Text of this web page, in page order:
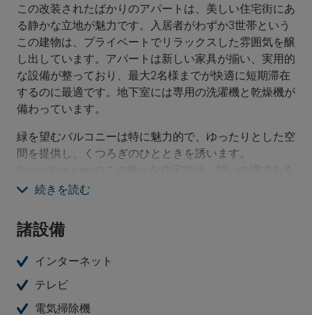
この改装されたばかりのアパートは、美しい住宅街にあ
る静かな立地が魅力です。入居者がわずか3世帯という
この建物は、プライベートでリラックスした雰囲気を醸
し出しています。アパートは新しい家具が揃い、実用的
な設備が整っており、最大2名様までが快適に短期滞在
するのに最適です。地下室には専用の洗濯機と乾燥機が
備わっています。
緑を望むバルコニーは特に魅力的で、ゆったりとした空
間を提供し、くつろぎのひとときを誘います。
と同時に交通の便も良く、日々の生活に快適な環境をも
続きを読む
諸設備
インターネット
テレビ
電気掃除機